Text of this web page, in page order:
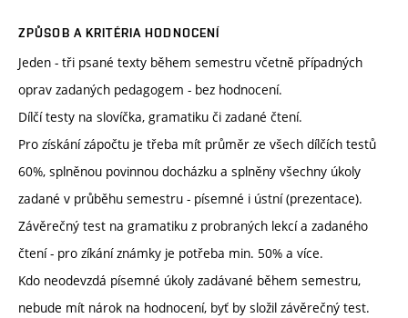
ZPŮSOB A KRITÉRIA HODNOCENÍ
Jeden - tři psané texty během semestru včetně případných
oprav zadaných pedagogem - bez hodnocení.
Dílčí testy na slovíčka, gramatiku či zadané čtení.
Pro získání zápočtu je třeba mít průměr ze všech dílčích testů
60%, splněnou povinnou docházku a splněny všechny úkoly
zadané v průběhu semestru - písemné i ústní (prezentace).
Závěrečný test na gramatiku z probraných lekcí a zadaného
čtení - pro zíkání známky je potřeba min. 50% a více.
Kdo neodevzdá písemné úkoly zadávané během semestru,
nebude mít nárok na hodnocení, byť by složil závěrečný test.